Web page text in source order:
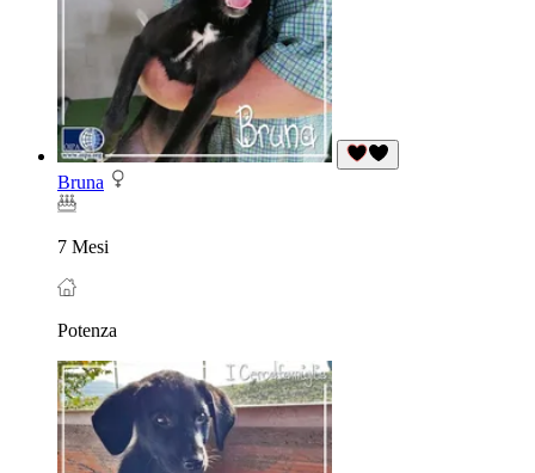
Bruna
7 Mesi
Potenza